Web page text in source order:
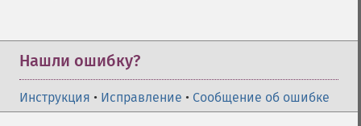
Нашли ошибку?
Инструкция • Исправление • Сообщение об ошибке